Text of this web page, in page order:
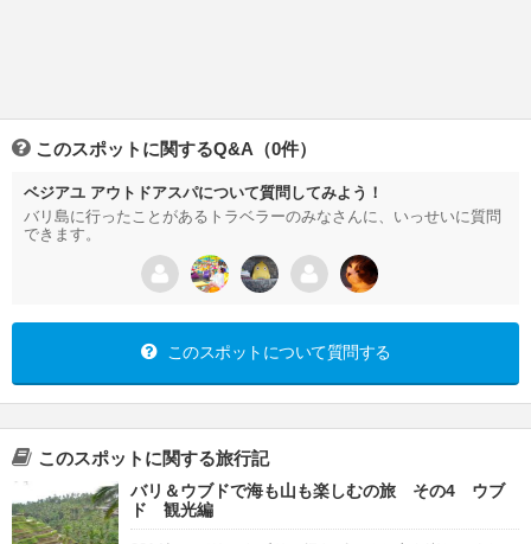
このスポットに関するQ&A（0件）
ベジアユ アウトドアスパについて質問してみよう！
バリ島に行ったことがあるトラベラーのみなさんに、いっせいに質問
できます。
このスポットについて質問する
このスポットに関する旅行記
バリ＆ウブドで海も山も楽しむの旅 その4 ウブ
ド 観光編